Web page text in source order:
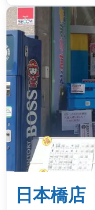
日本橋店